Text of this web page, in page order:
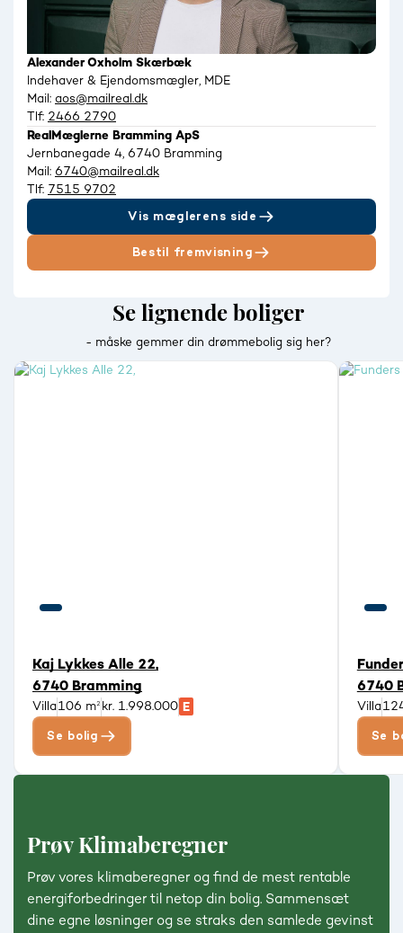
Alexander Oxholm Skærbæk
Indehaver & Ejendomsmægler, MDE
Mail: aos@mailreal.dk
Tlf: 2466 2790
RealMæglerne Bramming ApS
Jernbanegade 4, 6740 Bramming
Mail: 6740@mailreal.dk
Tlf: 7515 9702
Vis mæglerens side
Bestil fremvisning
Se lignende boliger
- måske gemmer din drømmebolig sig her?
Kaj Lykkes Alle 22,
6740 Bramming
Villa106 m² kr. 1.998.000
Se bolig
6740
Villa
Se
Prøv Klimaberegner
Prøv vores klimaberegner og find de mest rentable
energiforbedringer til netop din bolig. Sammensæt
dine egne løsninger og se straks den samlede gevinst